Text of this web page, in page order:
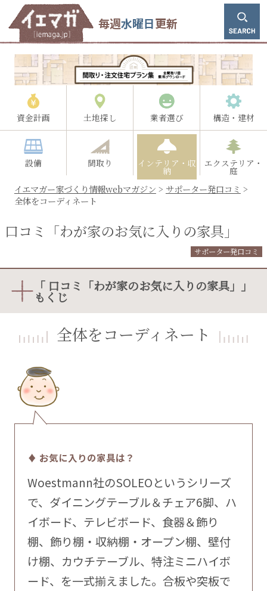
毎週水曜日更新
資金計画 土地探し 業者選び 構造・建材
設備 間取り インテリア・収
納
エクステリア・
庭
イエマガー家づくり情報webマガジン > サポーター発口コミ >
全体をコーディネート
口コミ「わが家のお気に入りの家具」
サポーター発口コミ
「 口コミ「わが家のお気に入りの家具」」
もくじ
全体をコーディネート
♦ お気に入りの家具は？
Woestmann社のSOLEOというシリーズ
で、ダイニングテーブル＆チェア6脚、ハ
イボード、テレビボード、食器＆飾り
棚、飾り棚・収納棚・オープン棚、壁付
け棚、カウチテーブル、特注ミニハイボ
ード、を一式揃えました。合板や突板で